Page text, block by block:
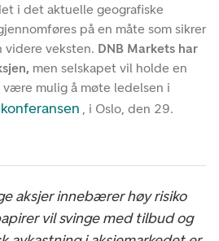
i det aktuelle geografiske
på en måte som sikrer
videre veksten. DNB Markets har
men selskapet vil holde en
mulig å møte ledelsen i
, i Oslo, den 29.
aksjer innebærer høy risiko
vil svinge med tilbud og